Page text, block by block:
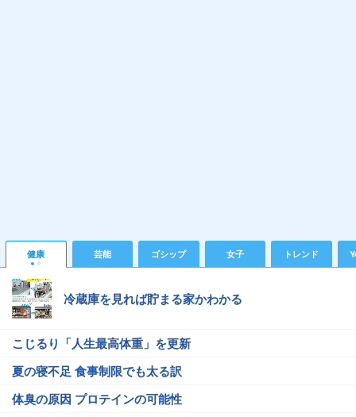
健康 芸能 ゴシップ 女子 トレンド
冷蔵庫を見れば貯まる家かわかる
こじるり「人生最高体重」を更新
夏の寝不足 食事制限でも太る訳
体臭の原因 プロテインの可能性